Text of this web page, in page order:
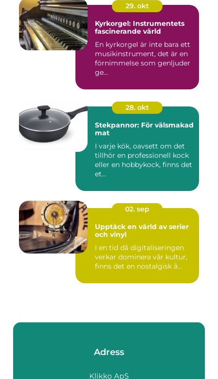
29. okt
Kyrkorgel: Instrumentets
fascinerande värld
En kyrkorgel är inte bara ett
musikinstrument, det är en
förnimmelse som genljuder
ge...
28. okt
Stekpannor: För välsmakad
mat
I varje kök, oavsett om det
tillhör en professionell kock
eller en hobbykock, finns det
et...
02. sep
Upptäck en värld av serier
och vinyl
I en tid då digitaliseringen
verkar dominera vår kultur,
finns det en nostalgisk å...
Adress